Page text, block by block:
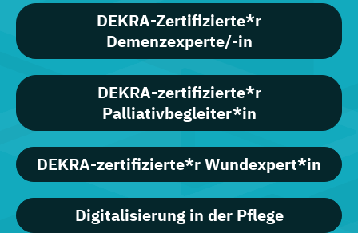
DEKRA-Zertifizierte*r
Demenzexperte/-in
DEKRA-zertifizierte*r
Palliativbegleiter*in
DEKRA-zertifizierte*r Wundexpert*in
Digitalisierung in der Pflege